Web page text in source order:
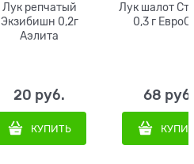
Лук репчатый
Экзибишн 0,2г
Аэлита
20 руб.
КУПИТЬ
Лук шалот
0,3 г
68